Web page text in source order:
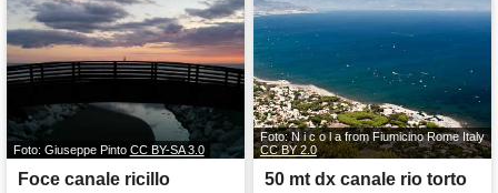
Foto: Giuseppe Pinto CC BY-SA 3.0
Foce canale ricillo
Foto: N i c o l a from Fiumicino Rome Italy
CC BY 2.0
50 mt dx canale rio torto